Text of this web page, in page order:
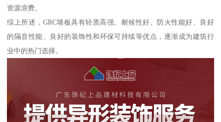
资源浪费。
综上所述，GRC墙板具有轻质高强、耐候性好、防火性能好、良好
的隔音性能、良好的装饰性和环保可持续等优点，逐渐成为建筑行
业中的热门选择。